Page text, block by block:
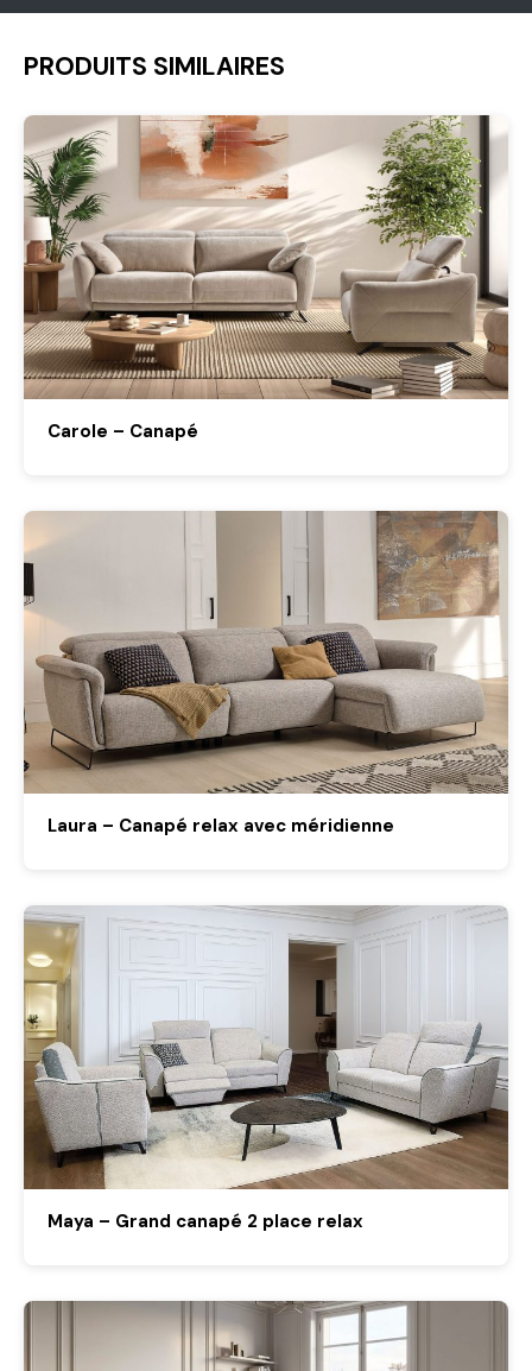
PRODUITS SIMILAIRES
Carole – Canapé
Laura – Canapé relax avec méridienne
Maya – Grand canapé 2 place relax